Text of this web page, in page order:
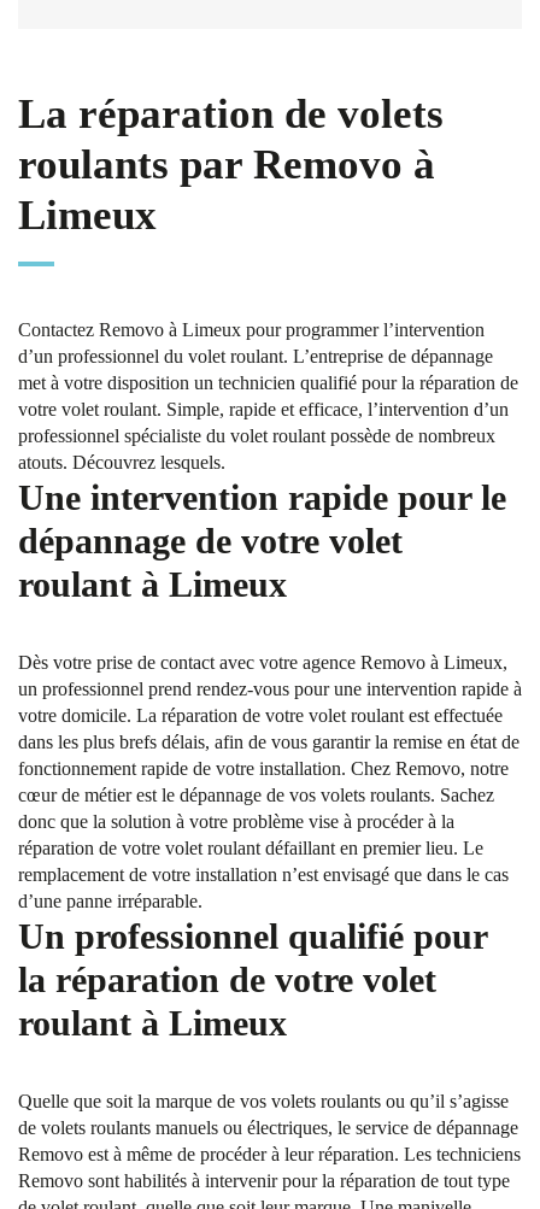
La réparation de volets
roulants par Removo à
Limeux
Contactez Removo à Limeux pour programmer l’intervention
d’un professionnel du volet roulant. L’entreprise de dépannage
met à votre disposition un technicien qualifié pour la réparation de
votre volet roulant. Simple, rapide et efficace, l’intervention d’un
professionnel spécialiste du volet roulant possède de nombreux
atouts. Découvrez lesquels.
Une intervention rapide pour le
dépannage de votre volet
roulant à Limeux
Dès votre prise de contact avec votre agence Removo à Limeux,
un professionnel prend rendez-vous pour une intervention rapide à
votre domicile. La réparation de votre volet roulant est effectuée
dans les plus brefs délais, afin de vous garantir la remise en état de
fonctionnement rapide de votre installation. Chez Removo, notre
cœur de métier est le dépannage de vos volets roulants. Sachez
donc que la solution à votre problème vise à procéder à la
réparation de votre volet roulant défaillant en premier lieu. Le
remplacement de votre installation n’est envisagé que dans le cas
d’une panne irréparable.
Un professionnel qualifié pour
la réparation de votre volet
roulant à Limeux
Quelle que soit la marque de vos volets roulants ou qu’il s’agisse
de volets roulants manuels ou électriques, le service de dépannage
Removo est à même de procéder à leur réparation. Les techniciens
Removo sont habilités à intervenir pour la réparation de tout type